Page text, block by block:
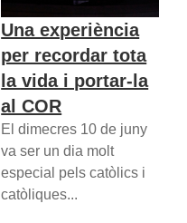
Una experiència
per recordar tota
la vida i portar-la
al COR
El dimecres 10 de juny
va ser un dia molt
especial pels catòlics i
catòliques...